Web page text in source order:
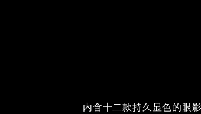
内含十二款持久显色的眼